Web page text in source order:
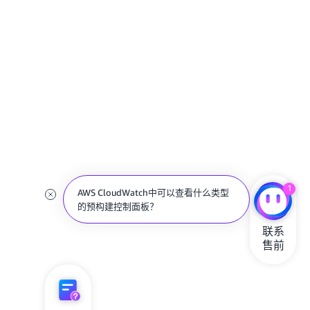
AWS CloudWatch中可以查看什么类型
的预构建控制面板？
1
联系
售前